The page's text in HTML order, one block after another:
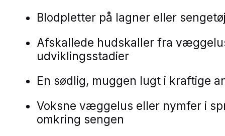
Blodpletter på lagner eller
Afskallede hudskaller fra
udviklingsstadier
En sødlig, muggen lugt i kraftige
Voksne væggelus eller nymfer i
omkring sengen